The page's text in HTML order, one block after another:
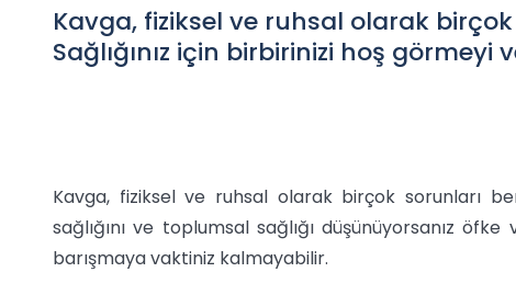
Kavga, fiziksel ve ruhsal olarak
Sağlığınız için birbirinizi hoş
Kavga, fiziksel ve ruhsal olarak birçok sorunları
sağlığını ve toplumsal sağlığı düşünüyorsanız
barışmaya vaktiniz kalmayabilir.